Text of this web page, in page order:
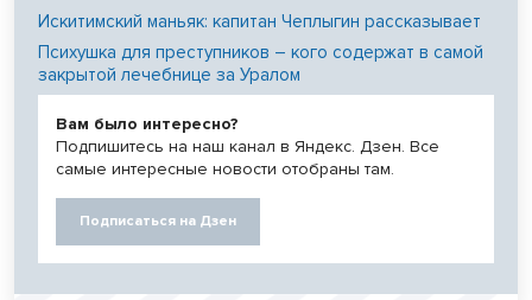
Искитимский маньяк: капитан Чеплыгин рассказывает
Психушка для преступников – кого содержат в самой
закрытой лечебнице за Уралом
Вам было интересно?
Подпишитесь на наш канал в Яндекс. Дзен. Все
самые интересные новости отобраны там.
Подписаться на Дзен